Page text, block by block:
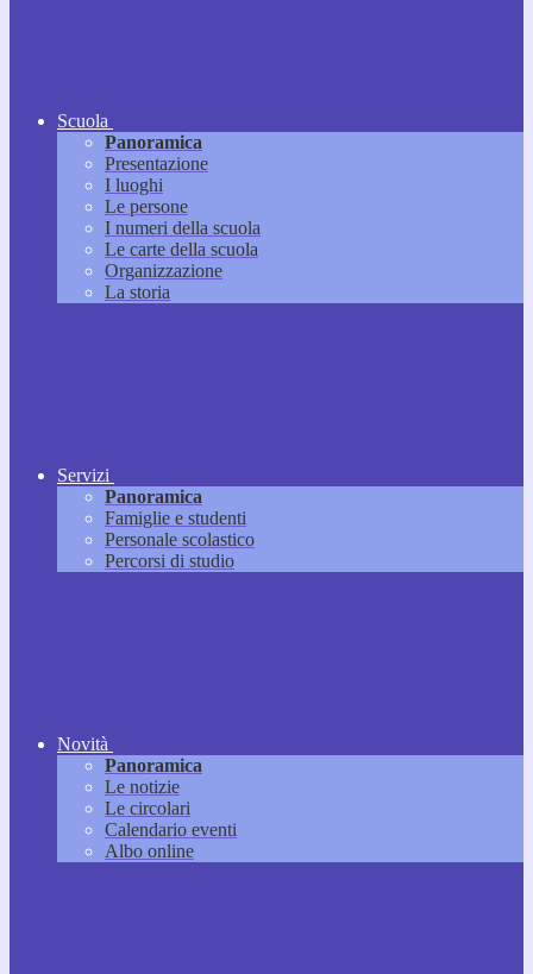
Scuola
Panoramica
Presentazione
I luoghi
Le persone
I numeri della scuola
Le carte della scuola
Organizzazione
La storia
Servizi
Panoramica
Famiglie e studenti
Personale scolastico
Percorsi di studio
Novità
Panoramica
Le notizie
Le circolari
Calendario eventi
Albo online